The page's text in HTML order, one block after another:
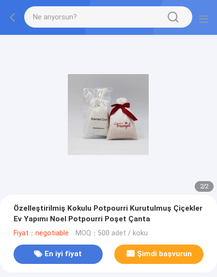
2/2
Özelleştirilmiş Kokulu Potpourri Kurutulmuş Çiçekler
Ev Yapımı Noel Potpourri Poşet Çanta
Fiyat：negotiable MOQ：500 adet / koku
En iyi fiyat Şimdi başvurun